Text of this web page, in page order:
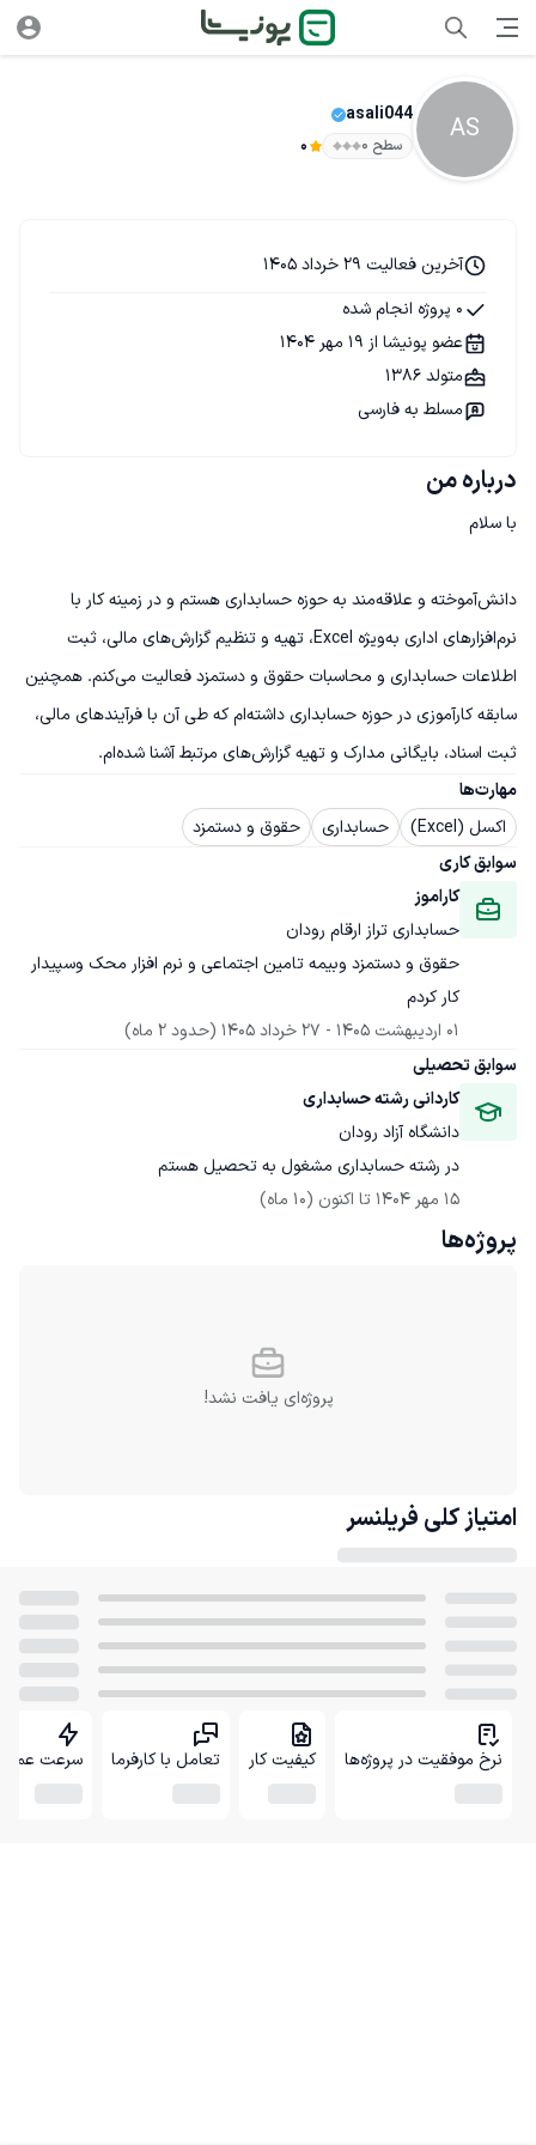
AS
asali044
سطح ۰ 0
درباره من
دانش‌آموخته و علاقه‌مند به حوزه حسابداری هستم و در زمینه کار با
نرم‌افزارهای اداری به‌ویژه Excel، تهیه و تنظیم گزارش‌های مالی، ثبت
اطلاعات حسابداری و محاسبات حقوق و دستمزد فعالیت می‌کنم. همچنین
سابقه کارآموزی در حوزه حسابداری داشته‌ام که طی آن با فرآیندهای مالی،
ثبت اسناد، بایگانی مدارک و تهیه گزارش‌های مرتبط آشنا شده‌ام.
مهارت‌ها
اکسل (Excel)
حسابداری
حقوق و دستمزد
سوابق کاری
کاراموز
حسابداری تراز ارقام رودان
حقوق و دستمزد وبیمه تامین اجتماعی و نرم افزار محک وسپیدار
کار کردم
01 اردیبهشت 1405
- 27 خرداد 1405
(حدود 2 ماه)
سوابق تحصیلی
کاردانی رشته حسابداری
دانشگاه آزاد رودان
در رشته حسابداری مشغول به تحصیل هستم
15 مهر 1404
تا اکنون (10 ماه)
آخرین فعالیت 29 خرداد 1405
0 پروژه انجام شده
عضو پونیشا از 19 مهر 1404
متولد 1386
مسلط به فارسی
پروژه‌ها
پروژه‌ای یافت نشد!
امتیاز کلی فریلنسر
نرخ موفقیت در پروژه‌ها کیفیت کار تعامل با کارفرما سرعت عمل